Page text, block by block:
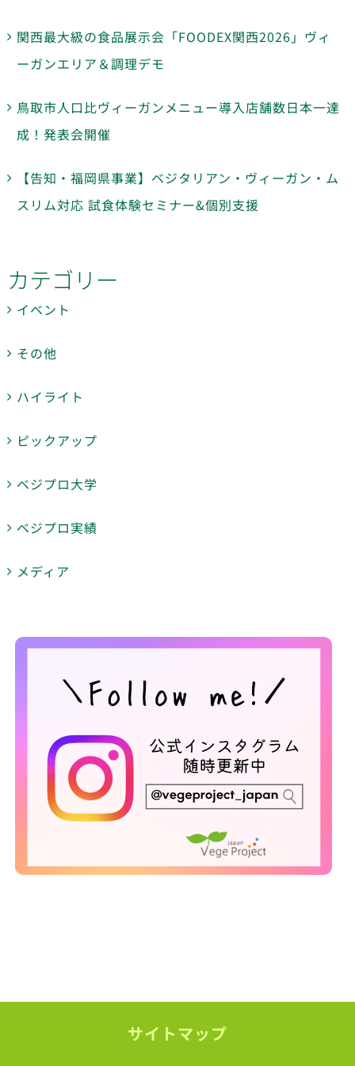
関西最大級の食品展示会「FOODEX関西2026」ヴィ
ーガンエリア＆調理デモ
鳥取市人口比ヴィーガンメニュー導入店舗数日本一達
成！発表会開催
【告知・福岡県事業】ベジタリアン・ヴィーガン・ム
スリム対応 試食体験セミナー&個別支援
カテゴリー
イベント
その他
ハイライト
ピックアップ
ベジプロ大学
ベジプロ実績
メディア
サイトマップ